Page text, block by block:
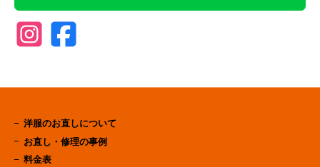
洋服のお直しについて
お直し・修理の事例
料金表